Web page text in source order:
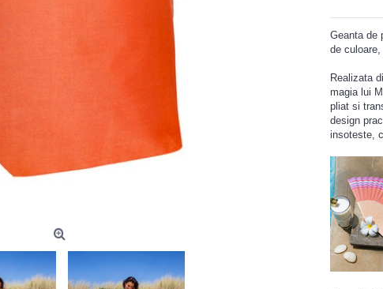
Geanta de
de
Realizata
magia lui
pliat si
design
insoteste,